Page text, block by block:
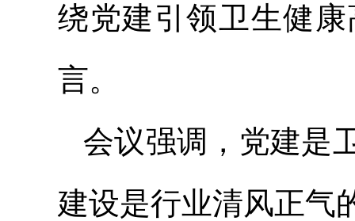
绕党建引领卫生健
言。
会议强调，党建是
建设是行业清风正气